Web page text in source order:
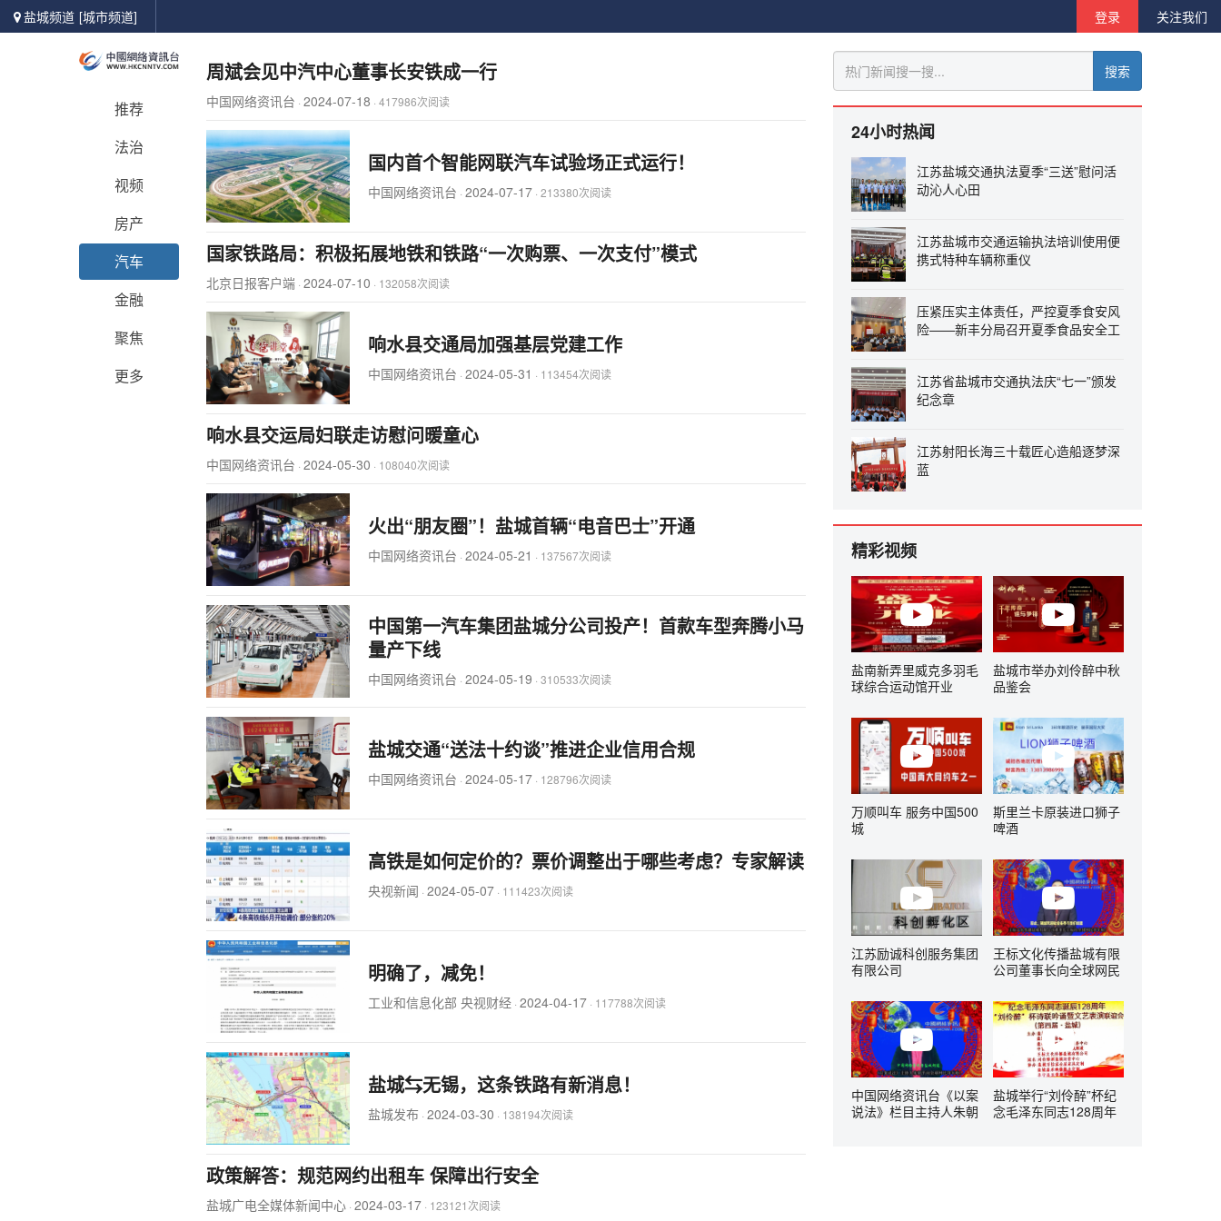
盐城频道 [城市频道] 关注我们
登录
推荐
法治
视频
房产
汽车
金融
聚焦
更多
周斌会见中汽中心董事长安铁成一行
中国网络资讯台 · 2024-07-18 · 417986次阅读
国内首个智能网联汽车试验场正式运行！
中国网络资讯台 · 2024-07-17 · 213380次阅读
国家铁路局：积极拓展地铁和铁路“一次购票、一次支付”模式
北京日报客户端 · 2024-07-10 · 132058次阅读
响水县交通局加强基层党建工作
中国网络资讯台 · 2024-05-31 · 113454次阅读
响水县交运局妇联走访慰问暖童心
中国网络资讯台 · 2024-05-30 · 108040次阅读
火出“朋友圈”！盐城首辆“电音巴士”开通
中国网络资讯台 · 2024-05-21 · 137567次阅读
中国第一汽车集团盐城分公司投产！首款车型奔腾小马
量产下线
中国网络资讯台 · 2024-05-19 · 310533次阅读
盐城交通“送法十约谈”推进企业信用合规
中国网络资讯台 · 2024-05-17 · 128796次阅读
高铁是如何定价的？票价调整出于哪些考虑？专家解读
央视新闻 · 2024-05-07 · 111423次阅读
明确了，减免！
工业和信息化部 央视财经 · 2024-04-17 · 117788次阅读
盐城⇆无锡，这条铁路有新消息！
盐城发布 · 2024-03-30 · 138194次阅读
政策解答：规范网约出租车 保障出行安全
盐城广电全媒体新闻中心 · 2024-03-17 · 123121次阅读
搜索
24小时热闻
江苏盐城交通执法夏季“三送”慰问活
动沁人心田
江苏盐城市交通运输执法培训使用便
携式特种车辆称重仪
压紧压实主体责任，严控夏季食安风
险——新丰分局召开夏季食品安全工
江苏省盐城市交通执法庆“七一”颁发
纪念章
江苏射阳长海三十载匠心造船逐梦深
蓝
精彩视频
盐南新弄里威克多羽毛
球综合运动馆开业
盐城市举办刘伶醉中秋
品鉴会
万顺叫车 服务中国500
城
斯里兰卡原装进口狮子
啤酒
江苏励诚科创服务集团
有限公司
王标文化传播盐城有限
公司董事长向全球网民
中国网络资讯台《以案
说法》栏目主持人朱朝
盐城举行“刘伶醉”杯纪
念毛泽东同志128周年